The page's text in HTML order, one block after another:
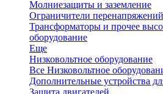
Молниезащиты и заземление
Ограничители перенапряжений
Трансформаторы и прочее
оборудование
Еще
Низковольтное оборудование
Все Низковольтное
Дополнительные устройства
Защита двигателей